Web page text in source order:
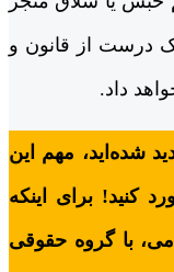
درست از قانون و
داد.
شده‌اید، مهم این
کنید! برای اینکه
با گروه حقوقی